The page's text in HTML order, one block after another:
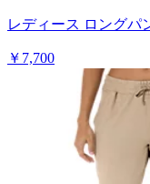
レディース ロングパ
￥7,700